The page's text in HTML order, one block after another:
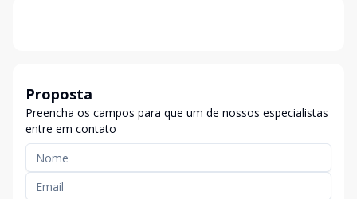
Proposta
Preencha os campos para que um de nossos especialistas
entre em contato